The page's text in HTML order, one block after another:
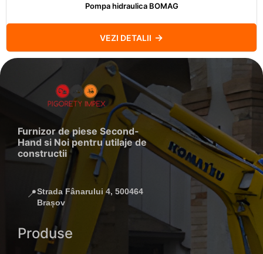
Pompa hidraulica BOMAG
VEZI DETALII
Furnizor de piese Second-
Hand si Noi pentru utilaje de
constructii
📍Strada Fânarului 4, 500464
Brașov
Produse